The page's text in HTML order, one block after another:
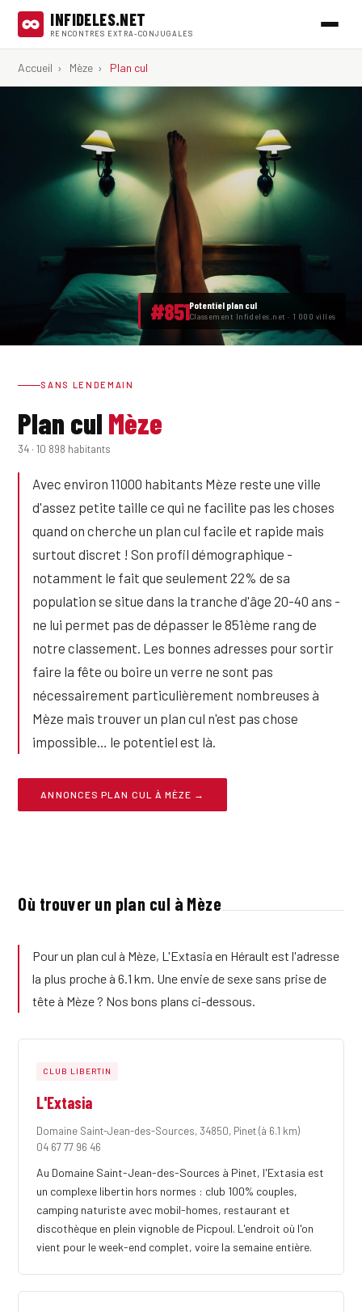
INFIDELES.NET
RENCONTRES EXTRA-CONJUGALES
Accueil › Mèze › Plan cul
#851Potentiel plan cul
Classement Infideles.net · 1 000 villes
SANS LENDEMAIN
Plan cul Mèze
34 · 10 898 habitants
Avec environ 11000 habitants Mèze reste une ville
d'assez petite taille ce qui ne facilite pas les choses
quand on cherche un plan cul facile et rapide mais
surtout discret ! Son profil démographique -
notamment le fait que seulement 22% de sa
population se situe dans la tranche d'âge 20-40 ans -
ne lui permet pas de dépasser le 851ème rang de
notre classement. Les bonnes adresses pour sortir
faire la fête ou boire un verre ne sont pas
nécessairement particulièrement nombreuses à
Mèze mais trouver un plan cul n'est pas chose
impossible… le potentiel est là.
ANNONCES PLAN CUL À MÈZE →
Où trouver un plan cul à Mèze
Pour un plan cul à Mèze, L'Extasia en Hérault est l'adresse
la plus proche à 6.1 km. Une envie de sexe sans prise de
tête à Mèze ? Nos bons plans ci-dessous.
CLUB LIBERTIN
L'Extasia
Domaine Saint-Jean-des-Sources, 34850, Pinet(à 6.1 km)
04 67 77 96 46
Au Domaine Saint-Jean-des-Sources à Pinet, l'Extasia est
un complexe libertin hors normes : club 100% couples,
camping naturiste avec mobil-homes, restaurant et
discothèque en plein vignoble de Picpoul. L'endroit où l'on
vient pour le week-end complet, voire la semaine entière.